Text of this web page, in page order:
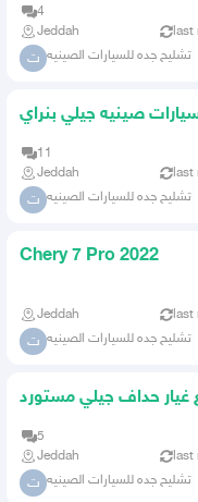
4
Jeddah
last
ت تشليح جده للسيارات الصينيه
صينيه جيلي بنراي
11
Jeddah
last
ت تشليح جده للسيارات الصينيه
Chery 7 Pro 2022
Jeddah last
ت تشليح جده للسيارات الصينيه
غيار حداف جيلي مستورد
5
Jeddah
last
ت تشليح جده للسيارات الصينيه